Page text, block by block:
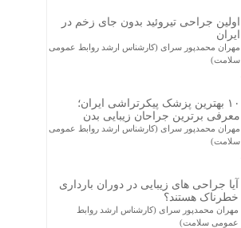
اولین جراحی تیروئید بدون جای زخم در
ایران
مهران محمدپور سرای (کارشناس ارشد روابط عمومی
سلامت)
۱۰ بهترین پزشک پیکرتراشی ایران؛
معرفی برترین جراحان زیبایی بدن
مهران محمدپور سرای (کارشناس ارشد روابط عمومی
سلامت)
آیا جراحی های زیبایی در دوران بارداری
خطرناک هستند؟
مهران محمدپور سرای (کارشناس ارشد روابط
عمومی سلامت)